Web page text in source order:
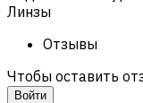
Линзы
Отзывы
Чтобы оставить
Войти